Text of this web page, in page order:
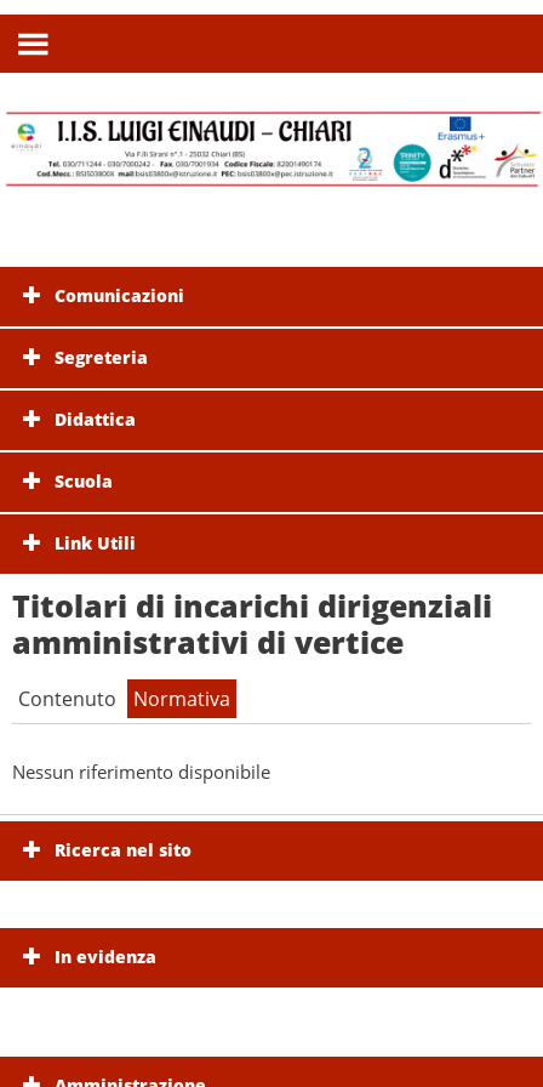
Comunicazioni
Segreteria
Didattica
Scuola
Link Utili
Titolari di incarichi dirigenziali
amministrativi di vertice
Contenuto Normativa
Nessun riferimento disponibile
Ricerca nel sito
In evidenza